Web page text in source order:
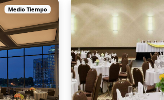
Medio Tiempo